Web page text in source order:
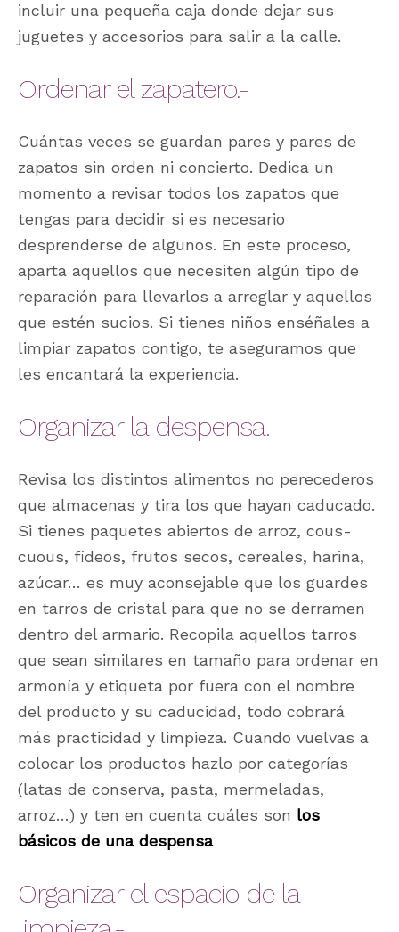
incluir una pequeña caja donde dejar sus
juguetes y accesorios para salir a la calle.
Ordenar el zapatero.-
Cuántas veces se guardan pares y pares de
zapatos sin orden ni concierto. Dedica un
momento a revisar todos los zapatos que
tengas para decidir si es necesario
desprenderse de algunos. En este proceso,
aparta aquellos que necesiten algún tipo de
reparación para llevarlos a arreglar y aquellos
que estén sucios. Si tienes niños enséñales a
limpiar zapatos contigo, te aseguramos que
les encantará la experiencia.
Organizar la despensa.-
Revisa los distintos alimentos no perecederos
que almacenas y tira los que hayan caducado.
Si tienes paquetes abiertos de arroz, cous-
cuous, fideos, frutos secos, cereales, harina,
azúcar… es muy aconsejable que los guardes
en tarros de cristal para que no se derramen
dentro del armario. Recopila aquellos tarros
que sean similares en tamaño para ordenar en
armonía y etiqueta por fuera con el nombre
del producto y su caducidad, todo cobrará
más practicidad y limpieza. Cuando vuelvas a
colocar los productos hazlo por categorías
(latas de conserva, pasta, mermeladas,
arroz…) y ten en cuenta cuáles son los
básicos de una despensa
Organizar el espacio de la